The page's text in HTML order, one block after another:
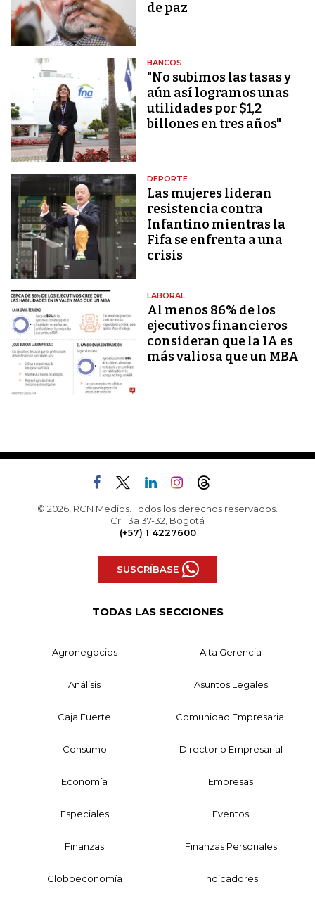
de paz
BANCOS
"No subimos las tasas y
aún así logramos unas
utilidades por $1,2
billones en tres años"
DEPORTE
Las mujeres lideran
resistencia contra
Infantino mientras la
Fifa se enfrenta a una
crisis
LABORAL
Al menos 86% de los
ejecutivos financieros
consideran que la IA es
más valiosa que un MBA
© 2026, RCN Medios. Todos los derechos reservados.
Cr. 13a 37-32, Bogotá
(+57) 1 4227600
SUSCRÍBASE
TODAS LAS SECCIONES
Agronegocios Alta Gerencia
Análisis Asuntos Legales
Caja Fuerte Comunidad Empresarial
Consumo Directorio Empresarial
Economía Empresas
Especiales Eventos
Finanzas Finanzas Personales
Globoeconomía Indicadores